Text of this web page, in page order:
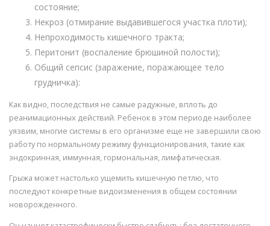
состояние;
Некроз (отмирание выдавившегося участка плоти);
Непроходимость кишечного тракта;
Перитонит (воспаление брюшиной полости);
Общий сепсис (заражение, поражающее тело
грудничка):
Как видно, последствия не самые радужные, вплоть до
реанимационных действий. Ребенок в этом периоде наиболее
уязвим, многие системы в его организме еще не завершили свою
работу по нормальному режиму функционирования, такие как
эндокринная, иммунная, гормональная, лимфатическая.
Грыжа может настолько ущемить кишечную петлю, что
последуют конкретные видоизменения в общем состоянии
новорожденного.